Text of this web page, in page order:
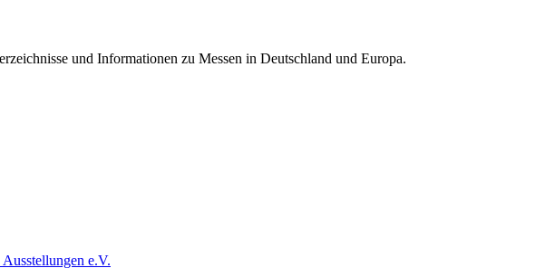
und Informationen zu Messen in Deutschland und Europa.
e.V.